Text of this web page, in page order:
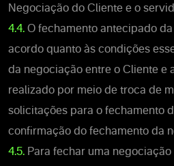
Negociação do Cliente e o
4.4. O fechamento antecipado
acordo quanto às condições
da negociação entre o Cliente e
realizado por meio de troca de
solicitações para o fechamento
confirmação do fechamento da
4.5. Para fechar uma